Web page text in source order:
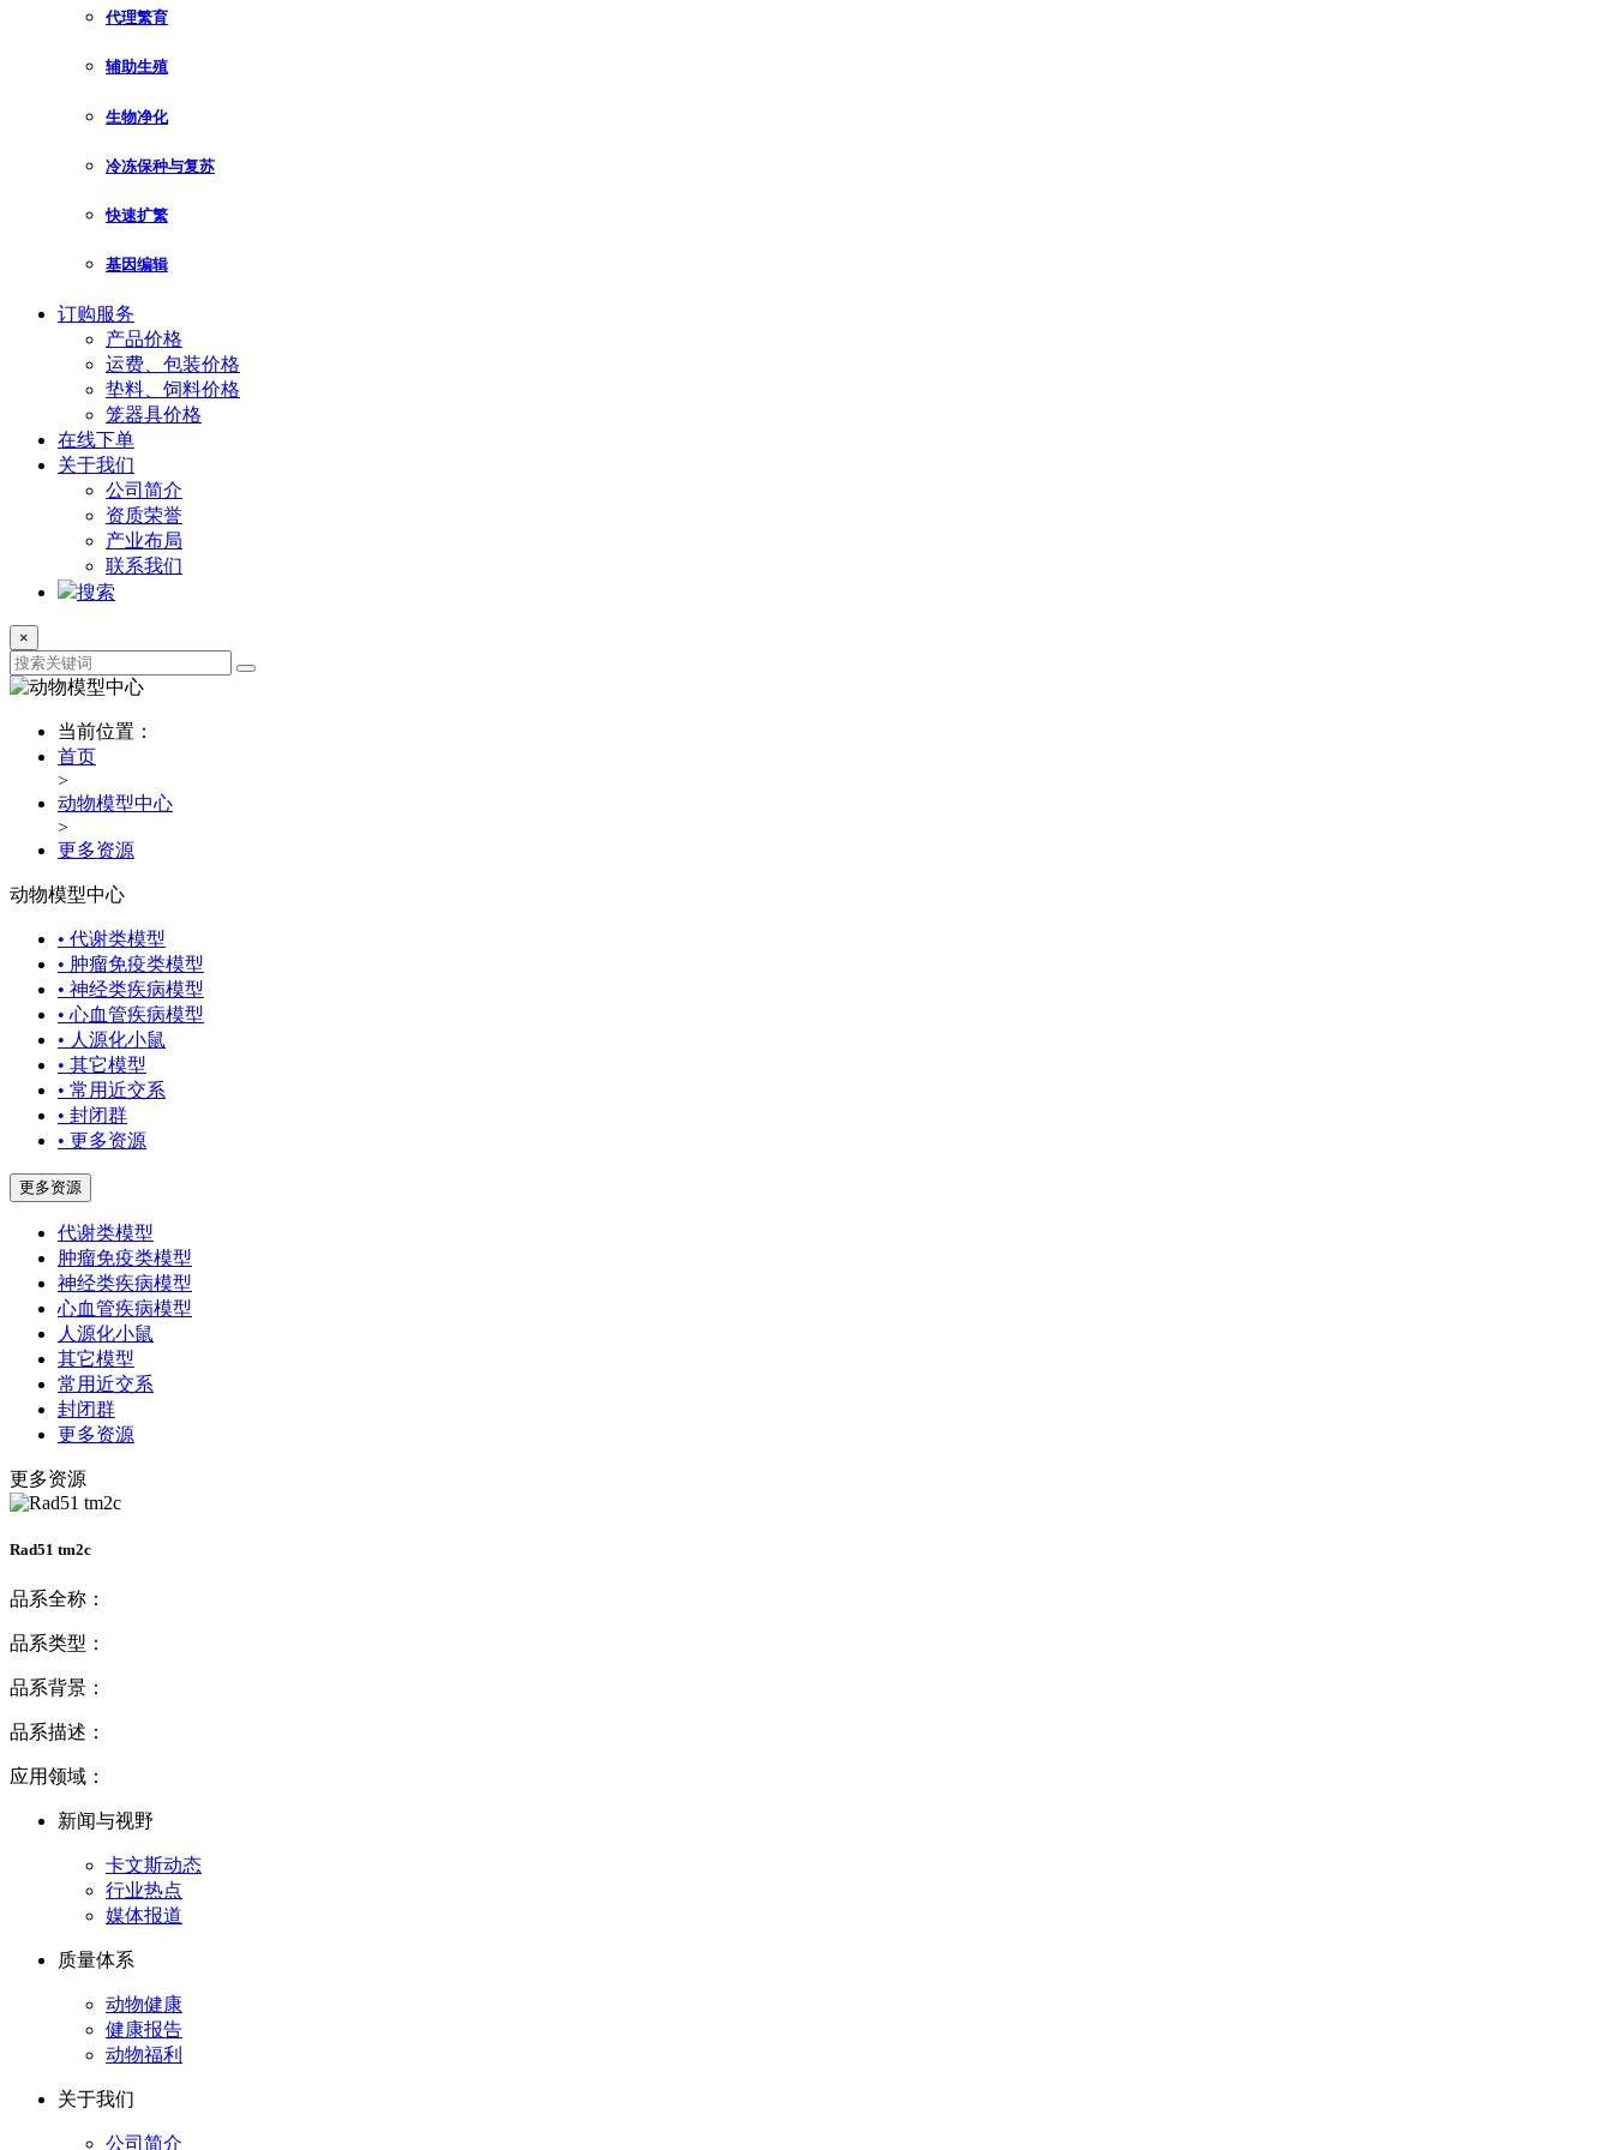
代理繁育
辅助生殖
生物净化
冷冻保种与复苏
快速扩繁
基因编辑
订购服务
产品价格
运费、包装价格
垫料、饲料价格
笼器具价格
在线下单
关于我们
公司简介
资质荣誉
产业布局
联系我们
搜索
×
当前位置：
首页
>
动物模型中心
>
更多资源
动物模型中心
• 代谢类模型
• 肿瘤免疫类模型
• 神经类疾病模型
• 心血管疾病模型
• 人源化小鼠
• 其它模型
• 常用近交系
• 封闭群
• 更多资源
更多资源
代谢类模型
肿瘤免疫类模型
神经类疾病模型
心血管疾病模型
人源化小鼠
其它模型
常用近交系
封闭群
更多资源
更多资源
Rad51 tm2c
品系全称：
品系类型：
品系背景：
品系描述：
应用领域：
新闻与视野
卡文斯动态
行业热点
媒体报道
质量体系
动物健康
健康报告
动物福利
关于我们
公司简介